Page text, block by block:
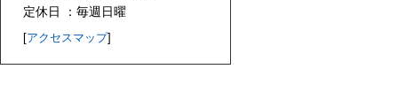
定休日 ：毎週日曜
[アクセスマップ]